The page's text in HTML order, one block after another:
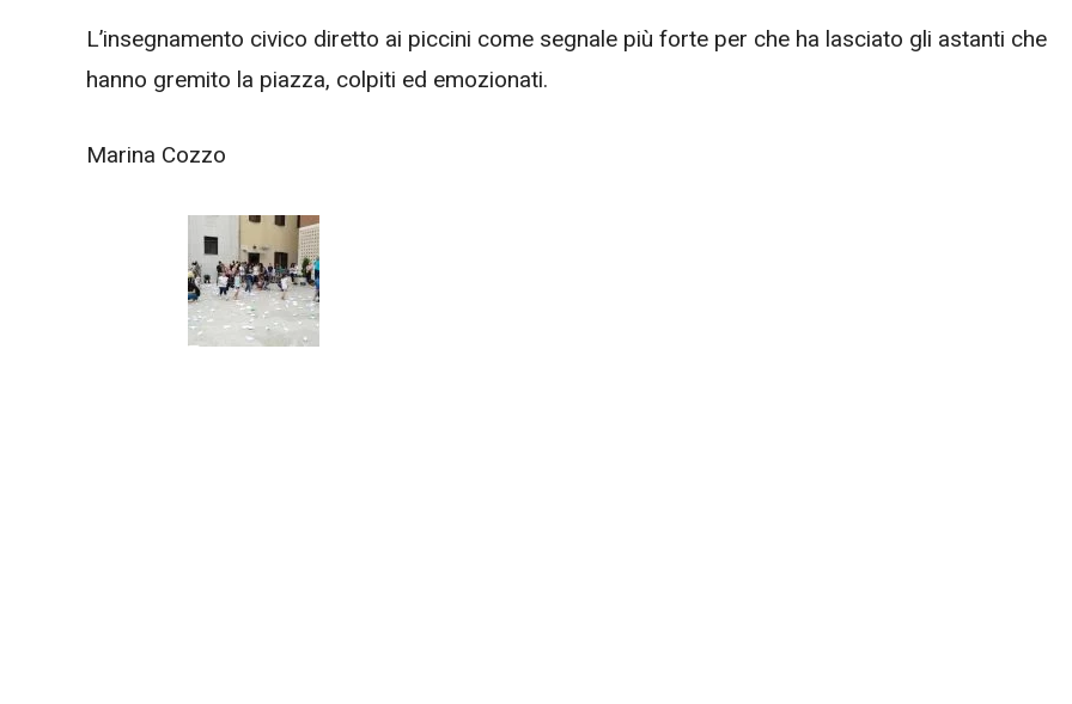
L’insegnamento civico diretto ai piccini come segnale più forte per che ha lasciato gli astanti che
hanno gremito la piazza, colpiti ed emozionati.
Marina Cozzo